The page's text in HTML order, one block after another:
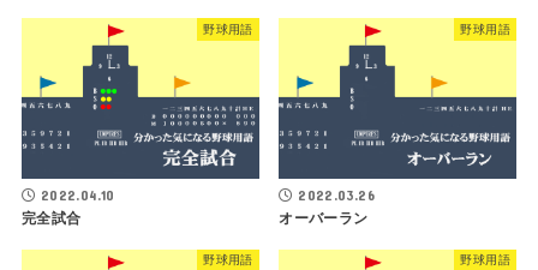
野球用語
2022.04.10
完全試合
野球用語
2022.03.26
オーバーラン
野球用語 野球用語